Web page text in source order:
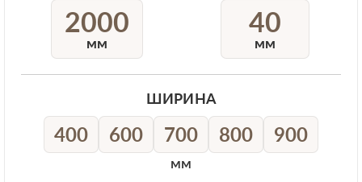
2000
мм
ШИРИНА
400 600 700 800 900
мм
40
мм